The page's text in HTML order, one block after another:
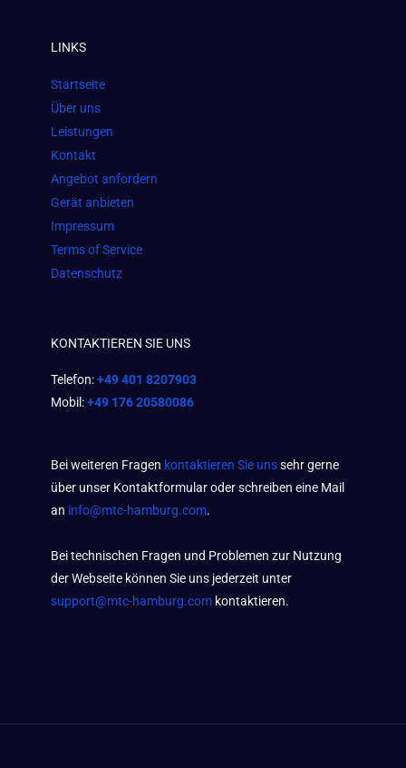
b
o
o
k
m
LINKS
Startseite
Über uns
Leistungen
Kontakt
Angebot anfordern
Gerät anbieten
Impressum
Terms of Service
Datenschutz
KONTAKTIEREN SIE UNS
Telefon:+49 401 8207903
Mobil:+49 176 20580086
Bei weiteren Fragen kontaktieren Sie unssehr gerne
über unser Kontaktformular oder schreiben eine Mail
an info@mtc-hamburg.com.
Bei technischen Fragen und Problemen zur Nutzung
der Webseite können Sie uns jederzeit unter
support@mtc-hamburg.com kontaktieren.